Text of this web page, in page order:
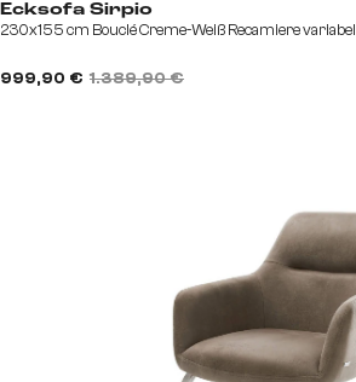
Ecksofa Sirpio
230x155 cm Bouclé Creme-Weiß Recamiere variabel
999,90 € 1.389,90 €